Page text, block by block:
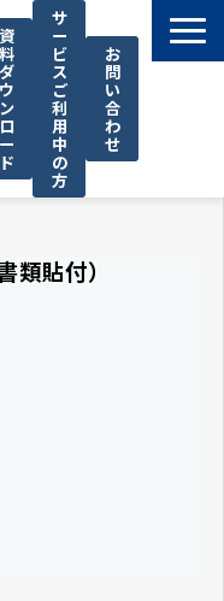
資
料
ダ
ウ
ン
ロ
ー
ド
サ
ー
ビ
ス
ご
利
用
中
の
方
お
問
い
合
わ
せ
由貼付）